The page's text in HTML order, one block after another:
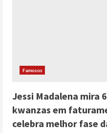
Famosos
Jessi Madalena mira
kwanzas em
celebra melhor fase